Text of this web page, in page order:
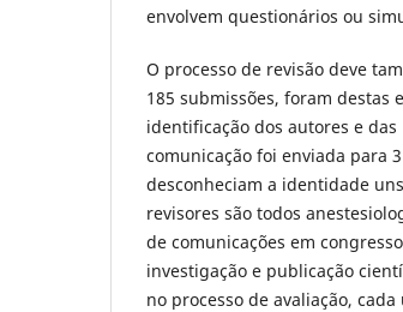
envolvem questionários ou
O processo de revisão deve
185 submissões, foram destas
identificação dos autores e
comunicação foi enviada para
desconheciam a identidade
revisores são todos
de comunicações em
investigação e publicação
no processo de avaliação,